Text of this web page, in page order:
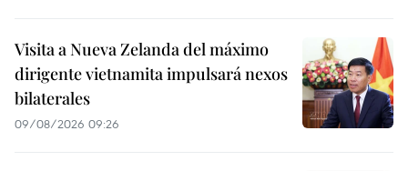
Visita a Nueva Zelanda del máximo
dirigente vietnamita impulsará nexos
bilaterales
09/08/2026 09:26